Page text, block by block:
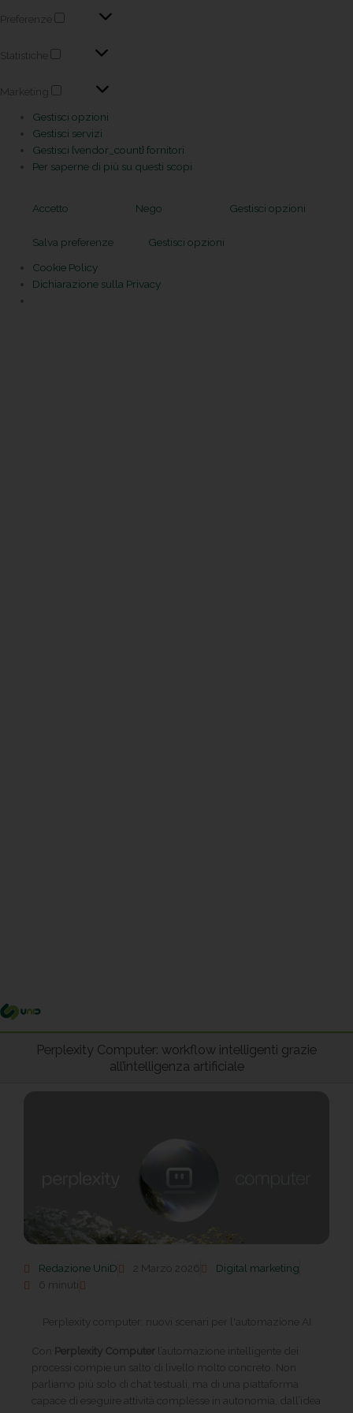
Preferenze
Statistiche
Marketing
Gestisci opzioni
Gestisci servizi
Gestisci {vendor_count} fornitori
Per saperne di più su questi scopi
Accetto Nego Gestisci opzioni
Salva preferenze
Gestisci opzioni
Cookie Policy
Dichiarazione sulla Privacy
Perplexity Computer: workflow intelligenti grazie
all’intelligenza artificiale
Redazione UniD 2 Marzo 2026
Digital marketing
6 minuti
Perplexity computer: nuovi scenari per l'automazione AI
Con Perplexity Computer l’automazione intelligente dei
processi compie un salto di livello molto concreto. Non
parliamo più solo di chat testuali, ma di una piattaforma
capace di eseguire attività complesse in autonomia, dall’idea